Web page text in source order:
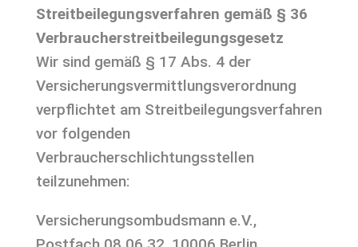
Streitbeilegungsverfahren gemäß § 36
Verbraucherstreitbeilegungsgesetz
Wir sind gemäß § 17 Abs. 4 der
Versicherungsvermittlungsverordnung
verpflichtet am Streitbeilegungsverfahren
vor folgenden
Verbraucherschlichtungsstellen
teilzunehmen:
Versicherungsombudsmann e.V.,